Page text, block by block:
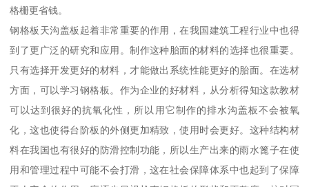
格栅更省钱。
钢格板天沟盖板起着非常重要的作用，在我国建筑工程行业中也得
到了更广泛的研究和应用。制作这种胎面的材料的选择也很重要。
只有选择开发更好的材料，才能做出系统性能更好的胎面。在选材
方面，可以学习钢格板。作为企业的好材料，从分析得知这款教材
可以达到很好的抗氧化性，所以用它制作的排水沟盖板不会被氧
化，这也使得台阶板的外侧更加精致，使用时会更好。这种结构材
料在我国也有很好的防滑控制功能，所以生产出来的雨水篦子在使
用和管理过程中可能不会打滑，这在社会保障体系中也起到了保障